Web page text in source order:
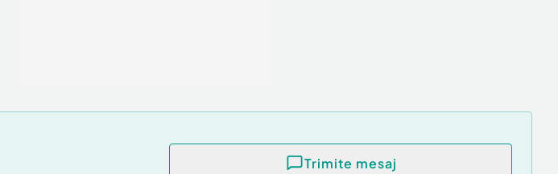
Trimite mesaj